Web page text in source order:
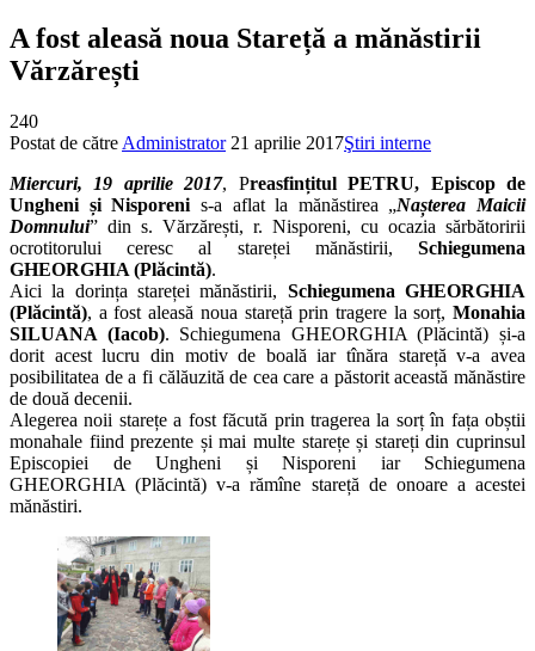
A fost aleasă noua Stareță a mănăstirii
Vărzărești
240
Postat de către Administrator 21 aprilie 2017Ştiri interne
Miercuri, 19 aprilie 2017, Preasfințitul PETRU, Episcop de
Ungheni și Nisporeni s-a aflat la mănăstirea „Nașterea Maicii
Domnului” din s. Vărzărești, r. Nisporeni, cu ocazia sărbătoririi
ocrotitorului ceresc al stareței mănăstirii, Schiegumena
GHEORGHIA (Plăcintă).
Aici la dorința stareței mănăstirii, Schiegumena GHEORGHIA
(Plăcintă), a fost aleasă noua stareță prin tragere la sorț, Monahia
SILUANA (Iacob). Schiegumena GHEORGHIA (Plăcintă) și-a
dorit acest lucru din motiv de boală iar tînăra stareță v-a avea
posibilitatea de a fi călăuzită de cea care a păstorit această mănăstire
de două decenii.
Alegerea noii starețe a fost făcută prin tragerea la sorț în fața obștii
monahale fiind prezente și mai multe starețe și stareți din cuprinsul
Episcopiei de Ungheni și Nisporeni iar Schiegumena
GHEORGHIA (Plăcintă) v-a rămîne stareță de onoare a acestei
mănăstiri.